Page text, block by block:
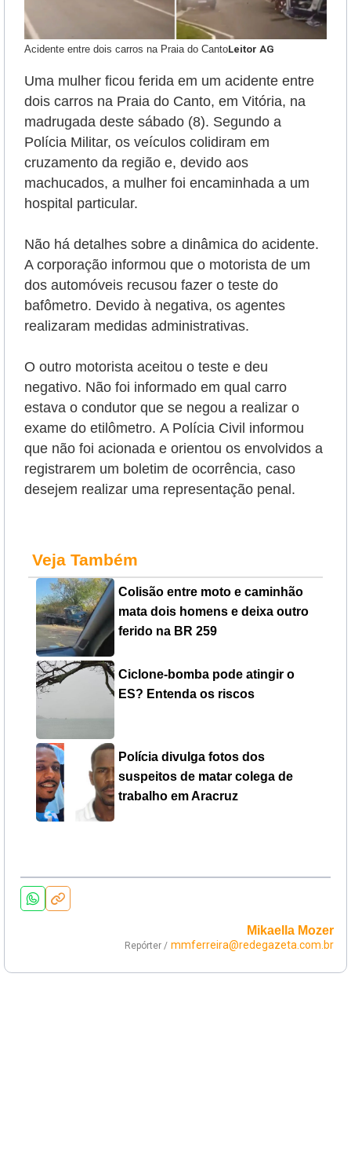
Acidente entre dois carros na Praia do CantoLeitor AG
Uma mulher ficou ferida em um acidente entre
dois carros na Praia do Canto, em Vitória, na
madrugada deste sábado (8). Segundo a
Polícia Militar, os veículos colidiram em
cruzamento da região e, devido aos
machucados, a mulher foi encaminhada a um
hospital particular.
Não há detalhes sobre a dinâmica do acidente.
A corporação informou que o motorista de um
dos automóveis recusou fazer o teste do
bafômetro. Devido à negativa, os agentes
realizaram medidas administrativas.
O outro motorista aceitou o teste e deu
negativo. Não foi informado em qual carro
estava o condutor que se negou a realizar o
exame do etilômetro. A Polícia Civil informou
que não foi acionada e orientou os envolvidos a
registrarem um boletim de ocorrência, caso
desejem realizar uma representação penal.
Veja Também
Colisão entre moto e caminhão
mata dois homens e deixa outro
ferido na BR 259
Ciclone-bomba pode atingir o
ES? Entenda os riscos
Polícia divulga fotos dos
suspeitos de matar colega de
trabalho em Aracruz
Mikaella Mozer
Repórter / mmferreira@redegazeta.com.br